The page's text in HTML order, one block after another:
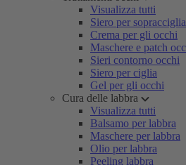
Visualizza tutti
Siero per sopracciglia
Crema per gli occhi
Maschere e patch
Sieri contorno occhi
Siero per ciglia
Gel per gli occhi
Cura delle labbra
Visualizza tutti
Balsamo per labbra
Maschere per labbra
Olio per labbra
Peeling labbra